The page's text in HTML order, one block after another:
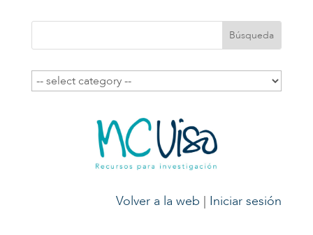
Volver a la web | Iniciar sesión